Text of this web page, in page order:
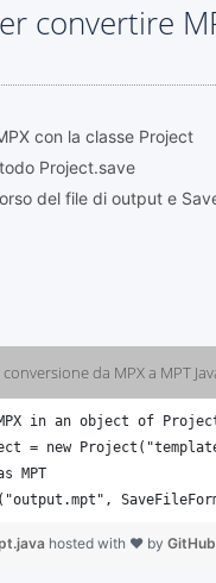
convertire
con la classe Project
Project.save
del file di output e
da MPX a MPT
in an object of
= new
MPT
hosted with ❤ by GitHub